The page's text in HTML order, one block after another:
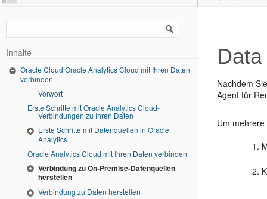
Inhalte
Oracle Cloud Oracle Analytics Cloud mit Ihren Daten
verbinden
Vorwort
Erste Schritte mit Oracle Analytics Cloud-
Verbindungen zu Ihren Daten
Erste Schritte mit Datenquellen in Oracle
Analytics
Oracle Analytics Cloud mit Ihren Daten verbinden
Verbindung zu On-Premise-Datenquellen
herstellen
Verbindung zu Daten herstellen
Nachdem
Agent für
Um